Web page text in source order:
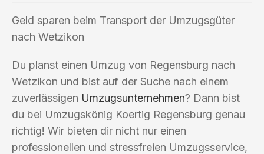
Geld sparen beim Transport der Umzugsgüter
nach Wetzikon
Du planst einen Umzug von Regensburg nach
Wetzikon und bist auf der Suche nach einem
zuverlässigen Umzugsunternehmen? Dann bist
du bei Umzugskönig Koertig Regensburg genau
richtig! Wir bieten dir nicht nur einen
professionellen und stressfreien Umzugsservice,